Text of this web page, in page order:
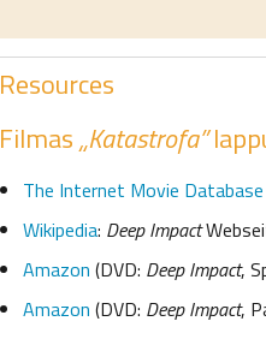
Resources
Filmas„Katastrofa”
The Internet Movie Database
Wikipedia: Deep Impact
Amazon (DVD: Deep Impact,
Amazon (DVD: Deep Impact,